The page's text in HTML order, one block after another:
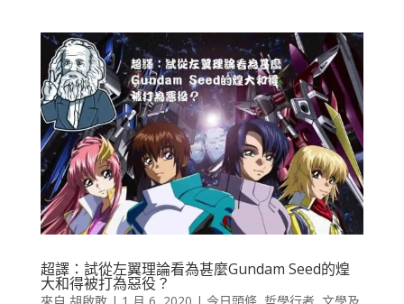
超譯：試從左翼理論看為甚麼Gundam Seed的煌
大和得被打為惡役？